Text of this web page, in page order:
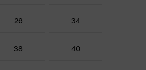
26 34
38 40